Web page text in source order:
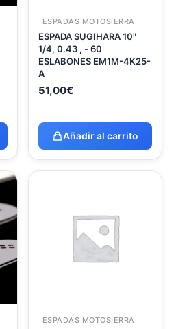
ESPADAS MOTOSIERRA
ESPADA SUGIHARA 10"
1/4, 0.43 , - 60
ESLABONES EM1M-4K25-
A
51,00€
Añadir al carrito
ESPADAS MOTOSIERRA